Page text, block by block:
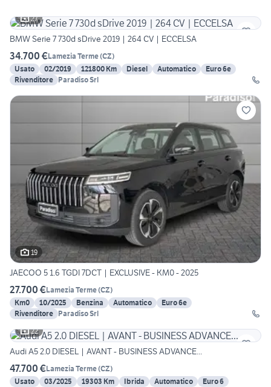
27
BMW Serie 7 730d sDrive 2019 | 264 CV | ECCELSA
34.700 €Lamezia Terme(CZ)
Usato
02/2019 121800 Km Diesel Automatico
Euro 6e
Rivenditore Paradiso Srl
19
JAECOO 5 1.6 TGDI 7DCT | EXCLUSIVE - KM0 - 2025
27.700 €Lamezia Terme(CZ)
Km0
10/2025 Benzina Automatico
Euro 6e
Rivenditore Paradiso Srl
22
Audi A5 2.0 DIESEL | AVANT - BUSINESS ADVANCE...
47.700 €Lamezia Terme(CZ)
Usato
03/2025 19303 Km Ibrida Automatico
Euro 6